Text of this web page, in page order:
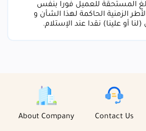
المستحقة للعميل فورا بنفس
الزمنية الحاكمة لهذا الشأن و
أو علينا) نقدا عند الإستلام.
About Company Contact Us